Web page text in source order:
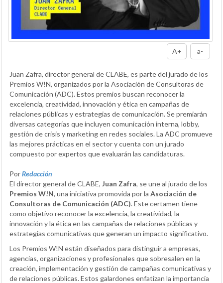
A+ a-
Juan Zafra, director general de CLABE, es parte del jurado de los
Premios W!N, organizados por la Asociación de Consultoras de
Comunicación (ADC). Estos premios buscan reconocer la
excelencia, creatividad, innovación y ética en campañas de
relaciones públicas y estrategias de comunicación. Se premiarán
diversas categorías que incluyen comunicación interna, lobby,
gestión de crisis y marketing en redes sociales. La ADC promueve
las mejores prácticas en el sector y cuenta con un jurado
compuesto por expertos que evaluarán las candidaturas.
PorRedacción
El director general de CLABE, Juan Zafra, se une al jurado de los
Premios W!N, una iniciativa promovida por la Asociación de
Consultoras de Comunicación (ADC). Este certamen tiene
como objetivo reconocer la excelencia, la creatividad, la
innovación y la ética en las campañas de relaciones públicas y
estrategias comunicativas que generan un impacto significativo.
Los Premios W!N están diseñados para distinguir a empresas,
agencias, organizaciones y profesionales que sobresalen en la
creación, implementación y gestión de campañas comunicativas y
de relaciones públicas. Estos galardones enfatizan la importancia